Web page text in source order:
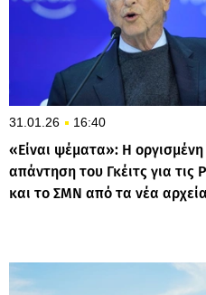
31.01.26 16:40
«Είναι ψέματα»: H οργισμένη
απάντηση του Γκέιτς για τις
και το ΣΜΝ από τα νέα